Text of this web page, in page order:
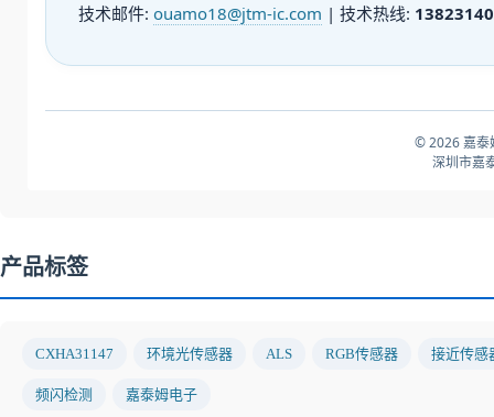
技术邮件: ouamo18@jtm-ic.com | 技术热线:
© 2026 嘉泰
深圳市嘉
产品标签
CXHA31147 环境光传感器 ALS RGB传感器 接近传感
频闪检测 嘉泰姆电子